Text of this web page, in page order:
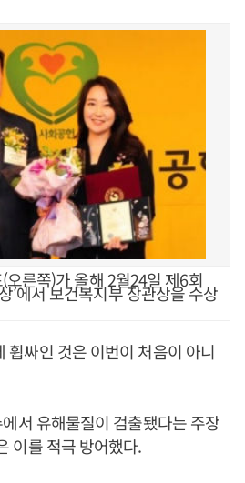
른쪽)가 올해 2월24일 제6회
’에서 보건복지부 장관상을 수상
휩싸인 것은 이번이 처음이 아니
서 유해물질이 검출됐다는 주장
이를 적극 방어했다.